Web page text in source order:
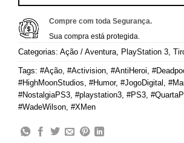
Compre com toda Segurança.
Sua compra está protegida.
Categorias: Ação / Aventura PlayStation 3
Tags: #Ação #Activision #AntiHeroi
#HighMoonStudios #Humor, #JogoDigital
#NostalgiaPS3 #playstation3 #PS3
#WadeWilson #XMen